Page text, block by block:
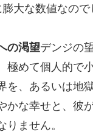
大な数値なので
の渇望デンジの
極めて個人的で
を、あるいは地
かな幸せと、彼
ません。